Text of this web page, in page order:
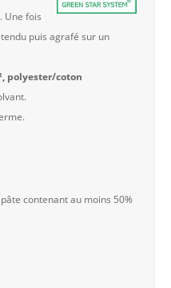
Une fois
puis agrafé sur un
polyester/coton
contenant au moins 50%